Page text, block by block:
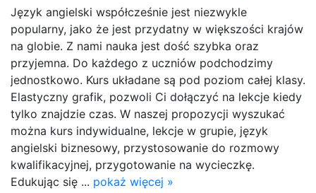
Język angielski współcześnie jest niezwykle
popularny, jako że jest przydatny w większości krajów
na globie. Z nami nauka jest dość szybka oraz
przyjemna. Do każdego z uczniów podchodzimy
jednostkowo. Kurs układane są pod poziom całej klasy.
Elastyczny grafik, pozwoli Ci dołączyć na lekcje kiedy
tylko znajdzie czas. W naszej propozycji wyszukać
można kurs indywidualne, lekcje w grupie, język
angielski biznesowy, przystosowanie do rozmowy
kwalifikacyjnej, przygotowanie na wycieczkę.
Edukując się ... pokaż więcej »